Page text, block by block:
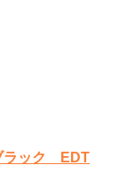
ラック EDT